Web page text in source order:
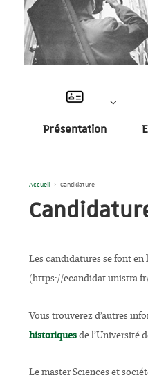
Présentation
Accueil › Candidature
Les candidatures se font
(https://
Vous trouverez d’autres
historiquesde l’Université
Le master Sciences et